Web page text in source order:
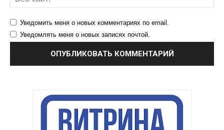
Уведомить меня о новых комментариях по email.
Уведомлять меня о новых записях почтой.